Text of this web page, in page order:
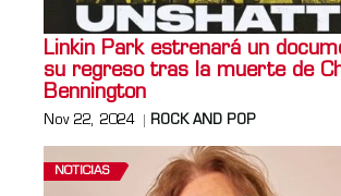
Linkin Park estrenará un
su regreso tras la muerte de
Bennington
Nov 22, 2024 ROCK AND POP
NOTICIAS